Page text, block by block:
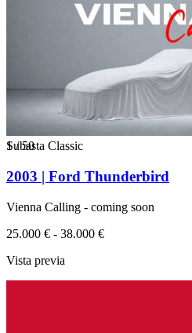
1/50
Subasta Classic
2003 | Ford Thunderbird
Vienna Calling - coming soon
25.000 € - 38.000 €
Vista previa